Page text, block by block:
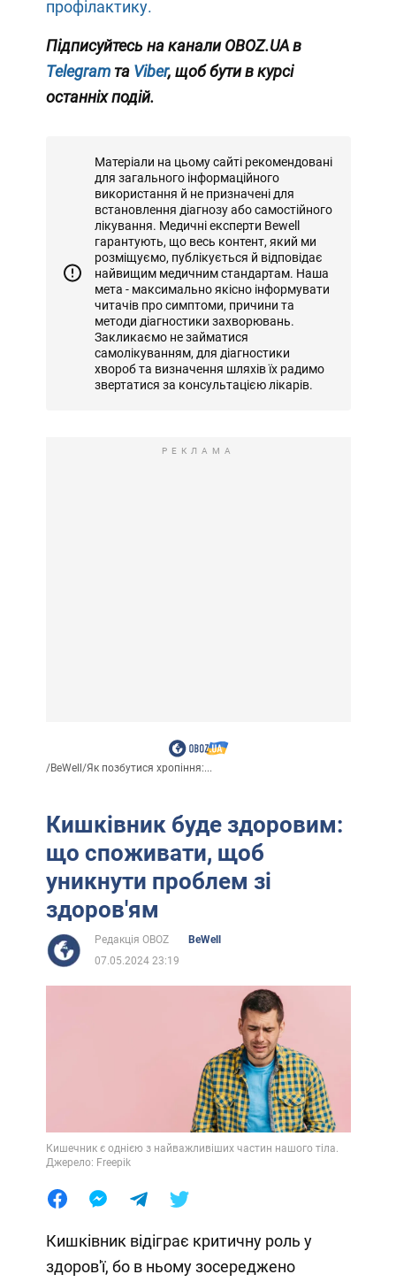
профілактику.
Підписуйтесь на канали OBOZ.UA в
Telegram та Viber, щоб бути в курсі
останніх подій.
Матеріали на цьому сайті рекомендовані
для загального інформаційного
використання й не призначені для
встановлення діагнозу або самостійного
лікування. Медичні експерти Bewell
гарантують, що весь контент, який ми
розміщуємо, публікується й відповідає
найвищим медичним стандартам. Наша
мета - максимально якісно інформувати
читачів про симптоми, причини та
методи діагностики захворювань.
Закликаємо не займатися
самолікуванням, для діагностики
хвороб та визначення шляхів їх радимо
звертатися за консультацією лікарів.
РЕКЛАМА
/BeWell/Як позбутися хропіння:...
Кишківник буде здоровим:
що споживати, щоб
уникнути проблем зі
здоров'ям
Редакція OBOZ
BeWell
07.05.2024 23:19
Кишечник є однією з найважливіших частин нашого тіла.
Джерело: Freepik
Кишківник відіграє критичну роль у
здоров'ї, бо в ньому зосереджено